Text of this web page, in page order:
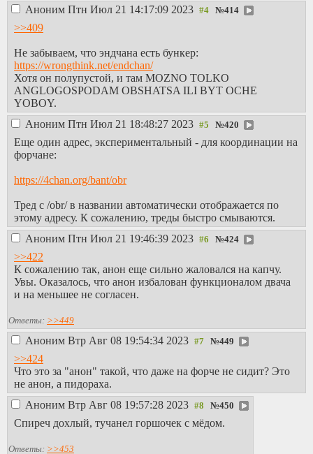
Аноним Птн Июл 21 14:17:09 2023 №414
>>409
Не забываем, что эндчана есть бункер:
https://wrongthink.net/endchan/
Хотя он полупустой, и там MOZNO TOLKO
ANGLOGOSPODAM OBSHATSA ILI BYT OCHE
YOBOY.
Аноним Птн Июл 21 18:48:27 2023 №420
Еще один адрес, экспериментальный - для координации на
форчане:
https://4chan.org/bant/obr
Тред с /obr/ в названии автоматически отображается по
этому адресу. К сожалению, треды быстро смываются.
Аноним Птн Июл 21 19:46:39 2023 №424
>>422
К сожалению так, анон еще сильно жаловался на капчу.
Увы. Оказалось, что анон избалован функционалом двача
и на меньшее не согласен.
Ответы: >>449
Аноним Втр Авг 08 19:54:34 2023 №449
>>424
Что это за "анон" такой, что даже на форче не сидит? Это
не анон, а пидораха.
Аноним Втр Авг 08 19:57:28 2023 №450
Спиреч дохлый, тучанел горшочек с мёдом.
Ответы: >>453